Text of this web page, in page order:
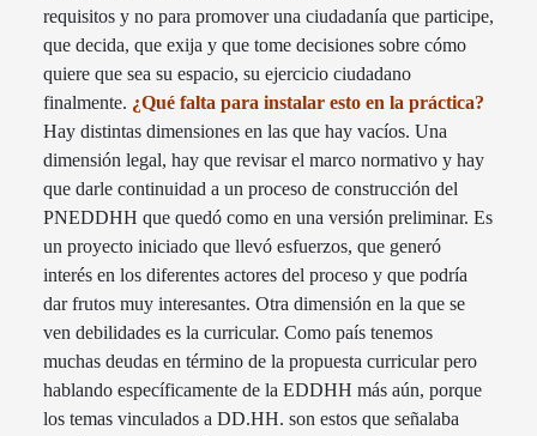
requisitos y no para promover una ciudadanía que participe,
que decida, que exija y que tome decisiones sobre cómo
quiere que sea su espacio, su ejercicio ciudadano
finalmente. ¿Qué falta para instalar esto en la práctica?
Hay distintas dimensiones en las que hay vacíos. Una
dimensión legal, hay que revisar el marco normativo y hay
que darle continuidad a un proceso de construcción del
PNEDDHH que quedó como en una versión preliminar. Es
un proyecto iniciado que llevó esfuerzos, que generó
interés en los diferentes actores del proceso y que podría
dar frutos muy interesantes. Otra dimensión en la que se
ven debilidades es la curricular. Como país tenemos
muchas deudas en término de la propuesta curricular pero
hablando específicamente de la EDDHH más aún, porque
los temas vinculados a DD.HH. son estos que señalaba